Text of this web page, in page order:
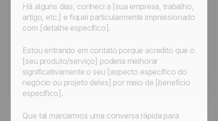
Há alguns dias, conheci a [sua empresa, trabalho,
artigo, etc.] e fiquei particularmente impressionado
com [detalhe específico].
Estou entrando em contato porque acredito que o
[seu produto/serviço] poderia melhorar
significativamente o seu [aspecto específico do
negócio ou projeto deles] por meio de [benefício
específico].
Que tal marcarmos uma conversa rápida para